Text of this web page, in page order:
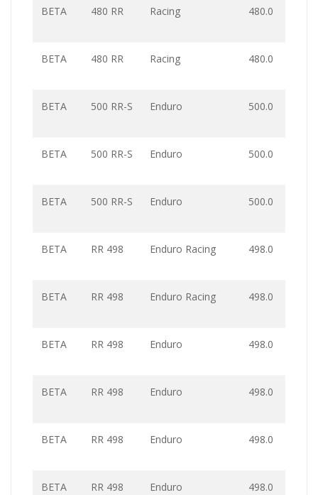
BETA 480 RR Racing 480.0
BETA 480 RR Racing 480.0
BETA 500 RR-S Enduro 500.0
BETA 500 RR-S Enduro 500.0
BETA 500 RR-S Enduro 500.0
BETA RR 498 Enduro Racing 498.0
BETA RR 498 Enduro Racing 498.0
BETA RR 498 Enduro 498.0
BETA RR 498 Enduro 498.0
BETA RR 498 Enduro 498.0
BETA RR 498 Enduro 498.0